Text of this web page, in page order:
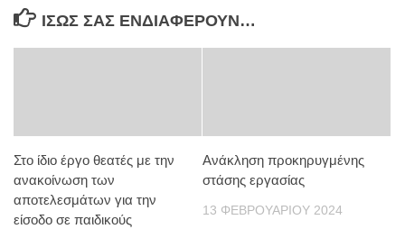
ΊΣΩΣ ΣΑΣ ΕΝΔΙΑΦΈΡΟΥΝ…
Στο ίδιο έργο θεατές με την
ανακοίνωση των
αποτελεσμάτων για την
είσοδο σε παιδικούς
Ανάκληση προκηρυγμένης
στάσης εργασίας
13 ΦΕΒΡΟΥΑΡΊΟΥ 2024